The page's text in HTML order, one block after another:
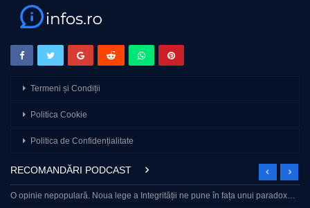
Termeni și Condiții
Politica Cookie
Politica de Confidențialitate
RECOMANDĂRI PODCAST
O opinie nepopulară. Noua lege a Integrității ne pune în fața unui paradox…